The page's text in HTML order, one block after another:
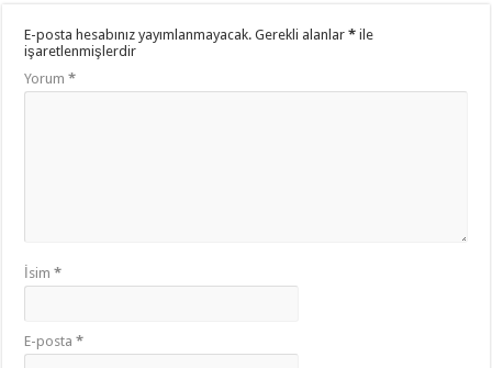
E-posta hesabınız yayımlanmayacak. Gerekli alanlar* ile
işaretlenmişlerdir
Yorum*
İsim*
E-posta*